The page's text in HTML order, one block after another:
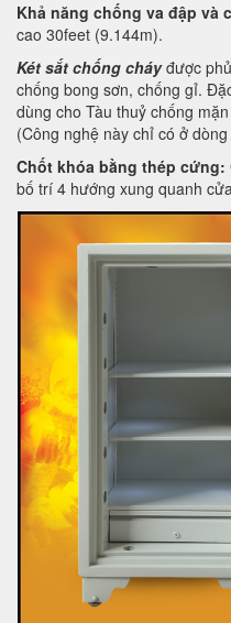
Khả năng chống va đập và
cao 30feet (9.144m).
Két sắt chống cháyđược
chống bong sơn, chống gỉ.
dùng cho Tàu thuỷ chống
(Công nghệ này chỉ có ở
Chốt khóa bằng thép cứng:
bố trí 4 hướng xung quanh